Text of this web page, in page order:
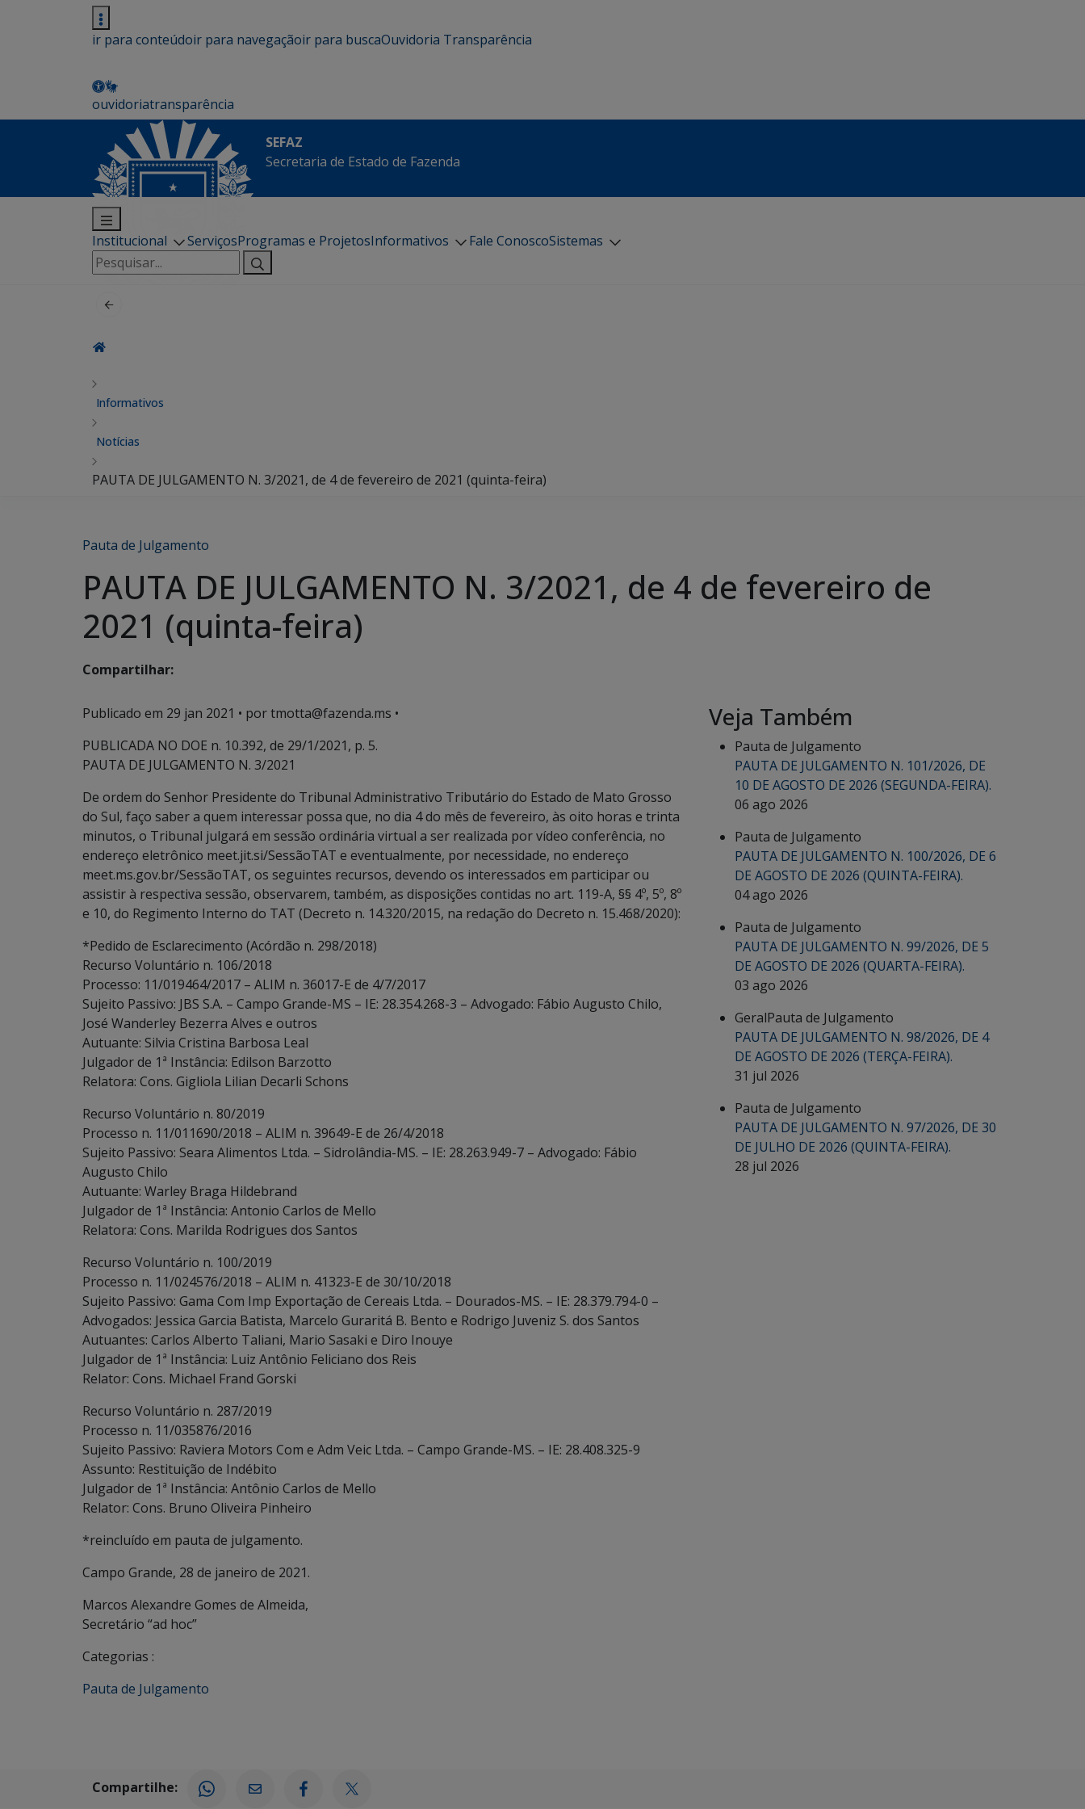
ir para conteúdoir para navegaçãoir para buscaOuvidoria Transparência
ouvidoriatransparência
SEFAZ
Secretaria de Estado de Fazenda
Institucional ServiçosProgramas e ProjetosInformativos Fale ConoscoSistemas
Pesquisar
por:
Informativos
Notícias
PAUTA DE JULGAMENTO N. 3/2021, de 4 de fevereiro de 2021 (quinta-feira)
Pauta de Julgamento
PAUTA DE JULGAMENTO N. 3/2021, de 4 de fevereiro de
2021 (quinta-feira)
Compartilhar:
Publicado em 29 jan 2021 • por tmotta@fazenda.ms •
PUBLICADA NO DOE n. 10.392, de 29/1/2021, p. 5.
PAUTA DE JULGAMENTO N. 3/2021
De ordem do Senhor Presidente do Tribunal Administrativo Tributário do Estado de Mato Grosso
do Sul, faço saber a quem interessar possa que, no dia 4 do mês de fevereiro, às oito horas e trinta
minutos, o Tribunal julgará em sessão ordinária virtual a ser realizada por vídeo conferência, no
endereço eletrônico meet.jit.si/SessãoTAT e eventualmente, por necessidade, no endereço
meet.ms.gov.br/SessãoTAT, os seguintes recursos, devendo os interessados em participar ou
assistir à respectiva sessão, observarem, também, as disposições contidas no art. 119-A, §§ 4º, 5º, 8º
e 10, do Regimento Interno do TAT (Decreto n. 14.320/2015, na redação do Decreto n. 15.468/2020):
*Pedido de Esclarecimento (Acórdão n. 298/2018)
Recurso Voluntário n. 106/2018
Processo: 11/019464/2017 – ALIM n. 36017-E de 4/7/2017
Sujeito Passivo: JBS S.A. – Campo Grande-MS – IE: 28.354.268-3 – Advogado: Fábio Augusto Chilo,
José Wanderley Bezerra Alves e outros
Autuante: Silvia Cristina Barbosa Leal
Julgador de 1ª Instância: Edilson Barzotto
Relatora: Cons. Gigliola Lilian Decarli Schons
Recurso Voluntário n. 80/2019
Processo n. 11/011690/2018 – ALIM n. 39649-E de 26/4/2018
Sujeito Passivo: Seara Alimentos Ltda. – Sidrolândia-MS. – IE: 28.263.949-7 – Advogado: Fábio
Augusto Chilo
Autuante: Warley Braga Hildebrand
Julgador de 1ª Instância: Antonio Carlos de Mello
Relatora: Cons. Marilda Rodrigues dos Santos
Recurso Voluntário n. 100/2019
Processo n. 11/024576/2018 – ALIM n. 41323-E de 30/10/2018
Sujeito Passivo: Gama Com Imp Exportação de Cereais Ltda. – Dourados-MS. – IE: 28.379.794-0 –
Advogados: Jessica Garcia Batista, Marcelo Guraritá B. Bento e Rodrigo Juveniz S. dos Santos
Autuantes: Carlos Alberto Taliani, Mario Sasaki e Diro Inouye
Julgador de 1ª Instância: Luiz Antônio Feliciano dos Reis
Relator: Cons. Michael Frand Gorski
Recurso Voluntário n. 287/2019
Processo n. 11/035876/2016
Sujeito Passivo: Raviera Motors Com e Adm Veic Ltda. – Campo Grande-MS. – IE: 28.408.325-9
Assunto: Restituição de Indébito
Julgador de 1ª Instância: Antônio Carlos de Mello
Relator: Cons. Bruno Oliveira Pinheiro
*reincluído em pauta de julgamento.
Campo Grande, 28 de janeiro de 2021.
Marcos Alexandre Gomes de Almeida,
Secretário “ad hoc”
Categorias :
Pauta de Julgamento
Veja Também
Pauta de Julgamento
PAUTA DE JULGAMENTO N. 101/2026, DE
10 DE AGOSTO DE 2026 (SEGUNDA-FEIRA).
06 ago 2026
Pauta de Julgamento
PAUTA DE JULGAMENTO N. 100/2026, DE 6
DE AGOSTO DE 2026 (QUINTA-FEIRA).
04 ago 2026
Pauta de Julgamento
PAUTA DE JULGAMENTO N. 99/2026, DE 5
DE AGOSTO DE 2026 (QUARTA-FEIRA).
03 ago 2026
GeralPauta de Julgamento
PAUTA DE JULGAMENTO N. 98/2026, DE 4
DE AGOSTO DE 2026 (TERÇA-FEIRA).
31 jul 2026
Pauta de Julgamento
PAUTA DE JULGAMENTO N. 97/2026, DE 30
DE JULHO DE 2026 (QUINTA-FEIRA).
28 jul 2026
Compartilhe: